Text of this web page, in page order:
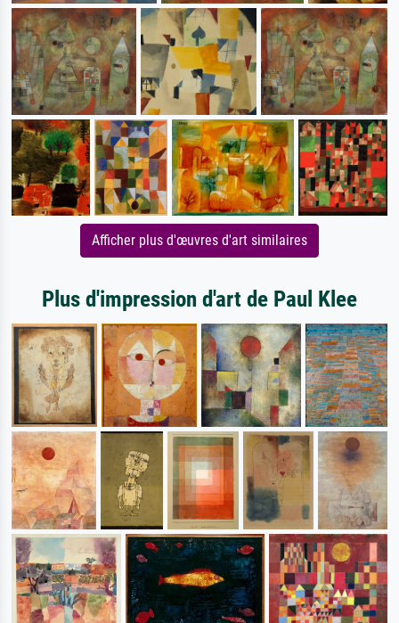
Afficher plus d'œuvres d'art similaires
Plus d'impression d'art de Paul Klee